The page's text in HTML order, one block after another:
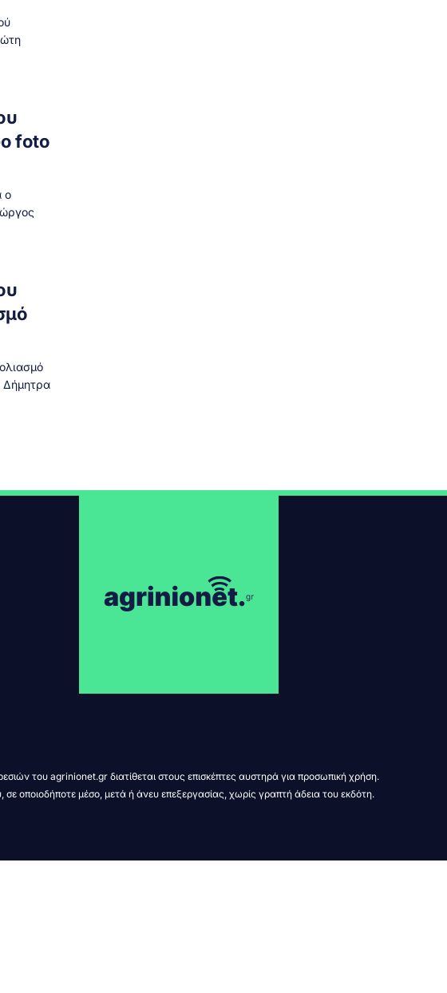
foto
ο
Δήμητρα
του agrinionet.gr διατίθεται στους επισκέπτες αυστηρά για προσωπική χρήση.
οποιοδήποτε μέσο, μετά ή άνευ επεξεργασίας, χωρίς γραπτή άδεια του εκδότη.